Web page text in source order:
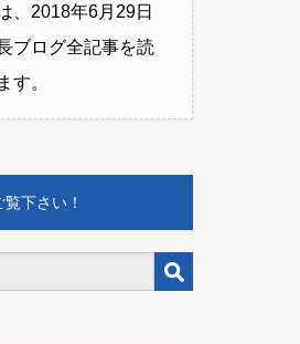
、2018年6月29日
ブログ全記事を読
す。
下さい！